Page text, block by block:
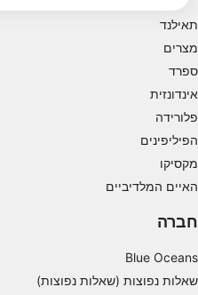
תאילנד
מצרים
ספרד
אינדונזית
פלורידה
הפיליפינים
מקסיקו
האיים המלדיביים
חברה
Blue Oceans
שאלות נפוצות (שאלות נפוצות)
information on a device